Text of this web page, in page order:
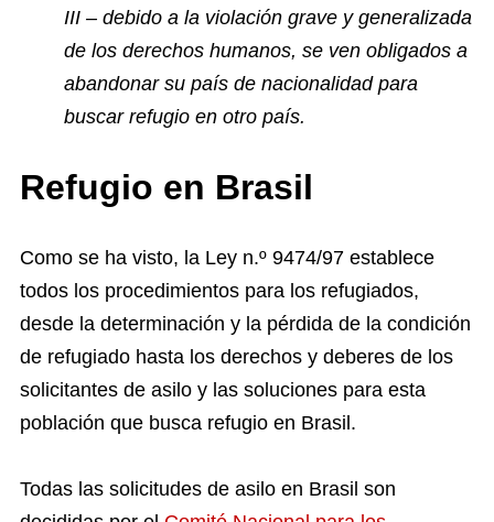
III – debido a la violación grave y generalizada
de los derechos humanos, se ven obligados a
abandonar su país de nacionalidad para
buscar refugio en otro país.
Refugio en Brasil
Como se ha visto, la Ley n.º 9474/97 establece
todos los procedimientos para los refugiados,
desde la determinación y la pérdida de la condición
de refugiado hasta los derechos y deberes de los
solicitantes de asilo y las soluciones para esta
población que busca refugio en Brasil.
Todas las solicitudes de asilo en Brasil son